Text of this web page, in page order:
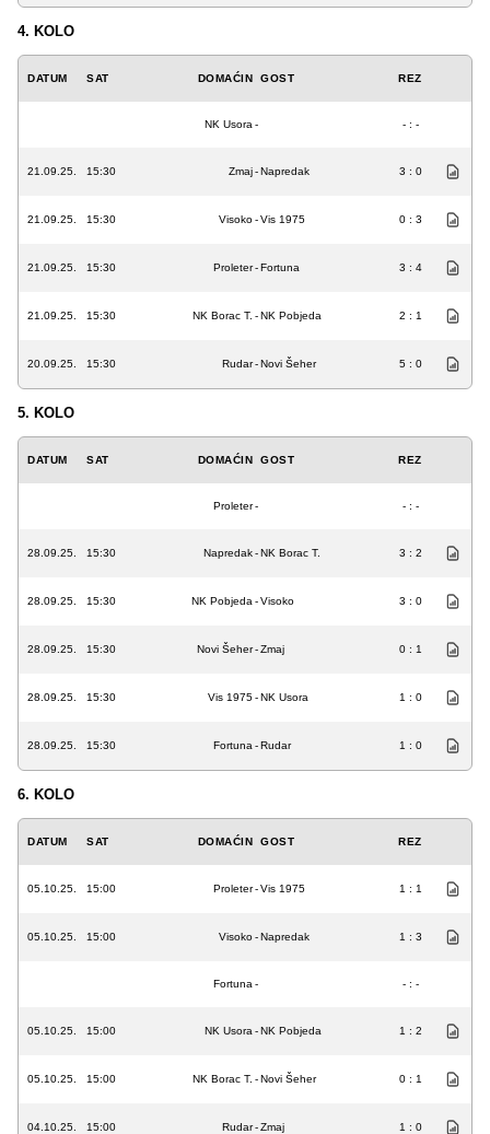
4. KOLO
DATUM SAT DOMAĆIN GOST REZ
NK Usora - - : -
21.09.25. 15:30 Zmaj-Napredak 3 : 0
21.09.25. 15:30 Visoko-Vis 1975 0 : 3
21.09.25. 15:30 Proleter-Fortuna 3 : 4
21.09.25. 15:30 NK Borac T. -NK Pobjeda 2 : 1
20.09.25. 15:30 Rudar-Novi Šeher 5 : 0
5. KOLO
DATUM SAT DOMAĆIN GOST REZ
Proleter- - : -
28.09.25. 15:30 Napredak-NK Borac T. 3 : 2
28.09.25. 15:30 NK Pobjeda -Visoko 3 : 0
28.09.25. 15:30 Novi Šeher-Zmaj 0 : 1
28.09.25. 15:30 Vis 1975-NK Usora 1 : 0
28.09.25. 15:30 Fortuna -Rudar 1 : 0
6. KOLO
DATUM SAT DOMAĆIN GOST REZ
05.10.25. 15:00 Proleter-Vis 1975 1 : 1
05.10.25. 15:00 Visoko-Napredak 1 : 3
Fortuna - - : -
05.10.25. 15:00 NK Usora -NK Pobjeda 1 : 2
05.10.25. 15:00 NK Borac T. -Novi Šeher 0 : 1
04.10.25. 15:00 Rudar-Zmaj 1 : 0